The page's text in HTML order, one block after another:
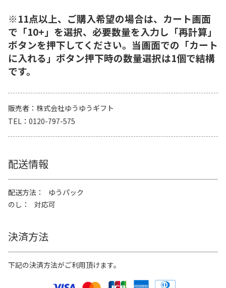
※11点以上、ご購入希望の場合は、カート画面
で「10+」を選択、必要数量を入力し「再計算」
ボタンを押下してください。当画面での「カート
に入れる」ボタン押下時の数量選択は1個で結構
です。
販売者
株式会社ゆうゆうギフト
TEL
0120-797-575
配送情報
配送方法
ゆうパック
のし
対応可
決済方法
下記の決済方法がご利用頂けます。